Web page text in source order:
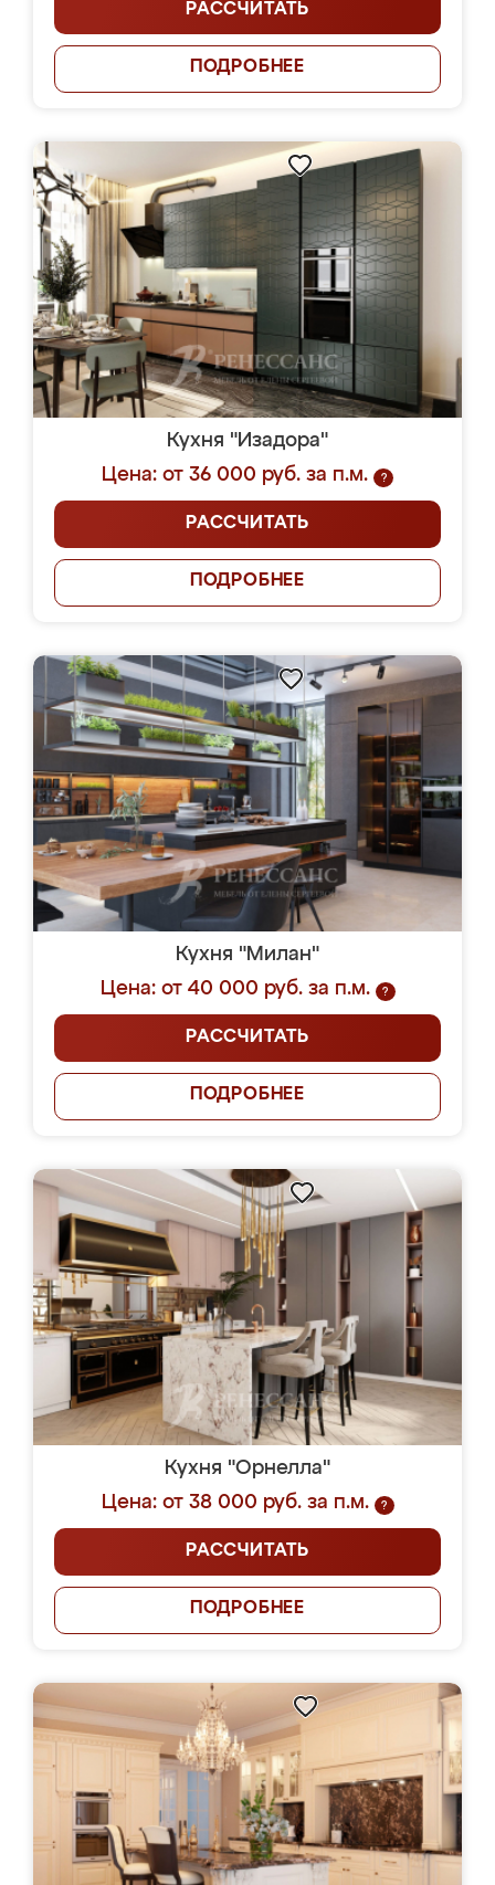
РАССЧИТАТЬ
ПОДРОБНЕЕ
Кухня "Изадора"
Цена: от 36 000 руб. за п.м.
?
РАССЧИТАТЬ
ПОДРОБНЕЕ
Кухня "Милан"
Цена: от 40 000 руб. за п.м.
?
РАССЧИТАТЬ
ПОДРОБНЕЕ
Кухня "Орнелла"
Цена: от 38 000 руб. за п.м.
?
РАССЧИТАТЬ
ПОДРОБНЕЕ